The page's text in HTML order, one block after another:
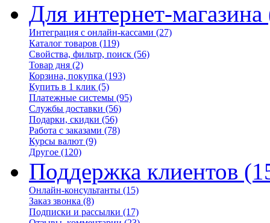
Для интернет-магазина
Интеграция с онлайн-кассами (27)
Каталог товаров (119)
Свойства, фильтр, поиск (56)
Товар дня (2)
Корзина, покупка (193)
Купить в 1 клик (5)
Платежные системы (95)
Службы доставки (56)
Подарки, скидки (56)
Работа с заказами (78)
Курсы валют (9)
Другое (120)
Поддержка клиентов
Онлайн-консультанты (15)
Заказ звонка (8)
Подписки и рассылки (17)